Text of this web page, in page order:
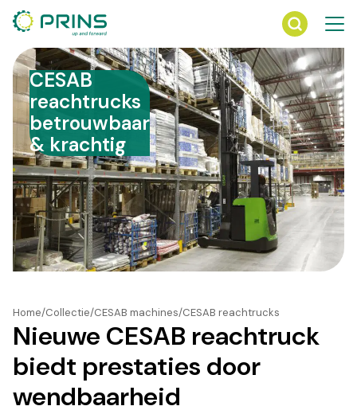
direct
inhoudCESAB
reachtrucks
betrouwbaar
& krachtig
Home Collectie CESAB machines CESAB reachtrucks
Nieuwe CESAB reachtruck
biedt prestaties door
wendbaarheid